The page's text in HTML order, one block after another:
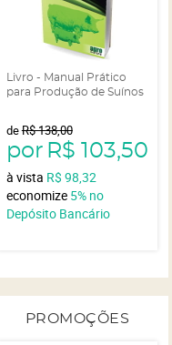
Livro - Manual Prático
para Produção de Suínos
deR$ 138,00
por R$ 103,50
à vista R$ 98,32
economize 5% no
Depósito Bancário
PROMOÇÕES